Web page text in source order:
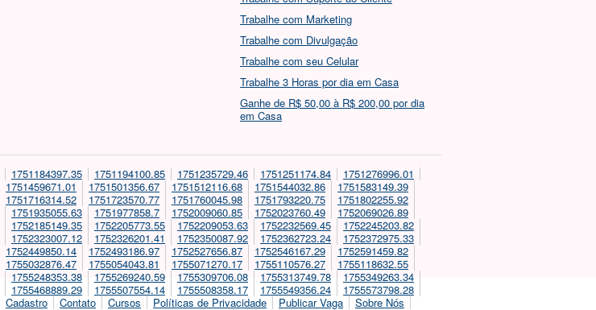
Trabalhe com Marketing
Trabalhe com Divulgação
Trabalhe com seu Celular
Trabalhe 3 Horas por dia em Casa
Ganhe de R$ 50,00 à R$ 200,00 por dia
em Casa
1751184397.35 1751194100.85 1751235729.46 1751251174.84
1751276996.01
1751459671.01 1751501356.67 1751512116.68 1751544032.86
1751583149.39
1751716314.52 1751723570.77 1751760045.98 1751793220.75
1751802255.92
1751935055.63 1751977858.7 1752009060.85 1752023760.49
1752069026.89
1752185149.35 1752205773.55 1752209053.63 1752232569.45
1752245203.82
1752323007.12 1752326201.41 1752350087.92 1752362723.24
1752372975.33
1752449850.14 1752493186.97 1752527656.87 1752546167.29
1752591459.82
1755032876.47 1755054043.81 1755071270.17 1755110576.27
1755118632.55
1755248353.38 1755269240.59 1755309706.08 1755313749.78
1755349263.34
1755468889.29 1755507554.14 1755508358.17 1755549356.24
1755573798.28
Cadastro Contato Cursos Políticas de Privacidade Publicar Vaga
Sobre Nós